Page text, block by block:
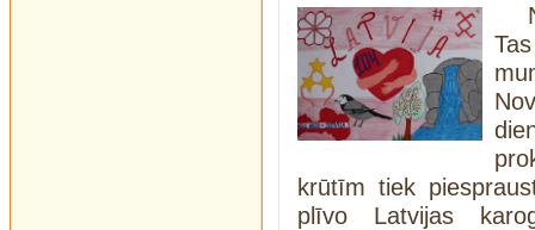
krūtīm tiek
plīvo Latvijas